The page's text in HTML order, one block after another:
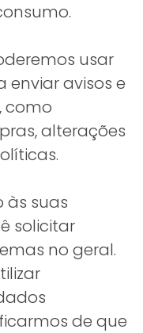
usar
enviar avisos e
como
alterações
às suas
solicitar
no geral.
de que